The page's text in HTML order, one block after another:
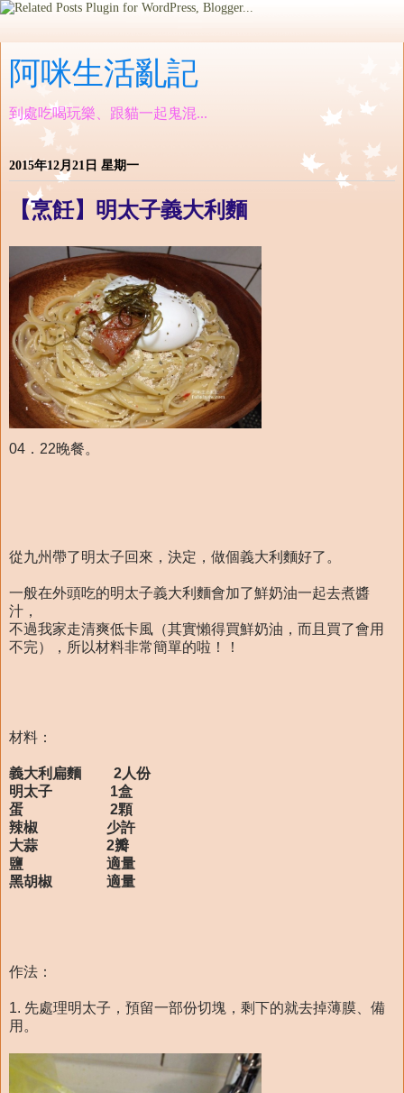
阿咪生活亂記
到處吃喝玩樂、跟貓一起鬼混...
2015年12月21日 星期一
【烹飪】明太子義大利麵
04．22晚餐。
從九州帶了明太子回來，決定，做個義大利麵好了。
一般在外頭吃的明太子義大利麵會加了鮮奶油一起去煮醬
汁，
不過我家走清爽低卡風（其實懶得買鮮奶油，而且買了會用
不完），所以材料非常簡單的啦！！
材料：
義大利扁麵 2人份
明太子 1盒
蛋 2顆
辣椒 少許
大蒜 2瓣
鹽 適量
黑胡椒 適量
作法：
1. 先處理明太子，預留一部份切塊，剩下的就去掉薄膜、備
用。